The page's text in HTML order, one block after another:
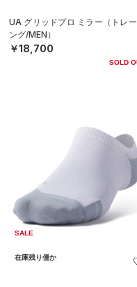
UA グリッドプロ ミラー（トレ
ング/MEN）
￥18,700
SOLD
SALE
在庫残り僅か